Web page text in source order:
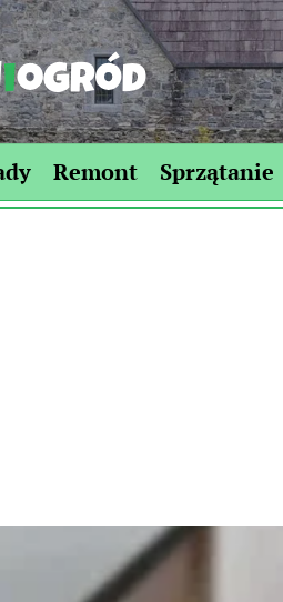
Remont Sprzątanie